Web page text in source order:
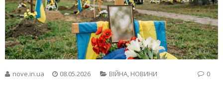
nove.in.ua 08.05.2026 ВІЙНА, НОВИНИ 0